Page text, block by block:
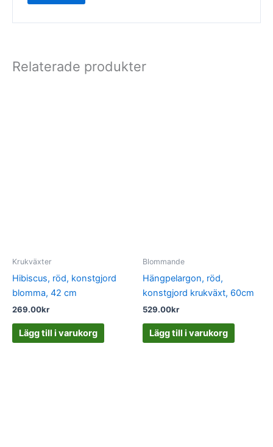
Relaterade produkter
Krukväxter
Hibiscus, röd, konstgjord
blomma, 42 cm
269.00kr
Lägg till i varukorg
Blommande
Hängpelargon, röd,
konstgjord krukväxt, 60cm
529.00kr
Lägg till i varukorg